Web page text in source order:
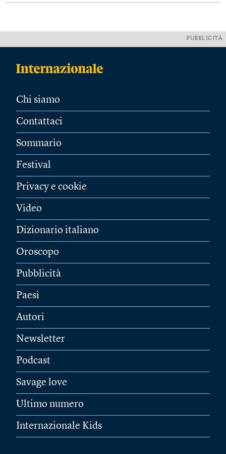
PUBBLICITÀ
Chi siamo
Contattaci
Sommario
Festival
Privacy e cookie
Video
Dizionario italiano
Oroscopo
Pubblicità
Paesi
Autori
Newsletter
Podcast
Savage love
Ultimo numero
Internazionale Kids